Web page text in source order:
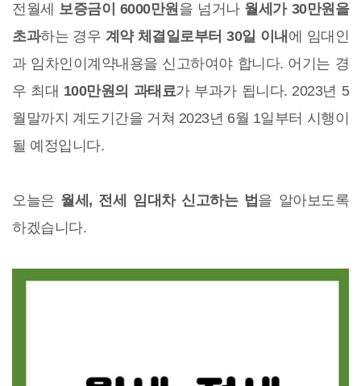
전월세 보증금이 6000만원을 넘거나 월세가 30만원을
초과하는 경우 계약 체결일로부터 30일 이내 에 임대인
과 임차인이계약내용을 신고하여야 합니다. 어기는 경
우 최대 100만원의 과태료가 부과가 됩니다. 2023년 5
월말까지 계도기간을 거쳐 2023년 6월 1일부터 시행이
될 예정입니다.
오늘은 월세, 전세 임대차 신고하는 법 을 알아보도록
하겠습니다.